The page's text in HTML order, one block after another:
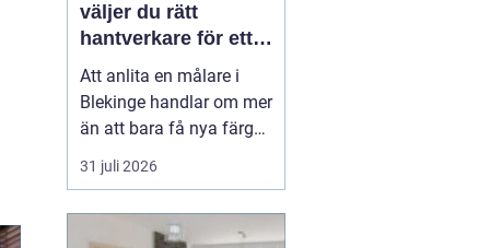
väljer du rätt
hantverkare för ett
hållbart resultat
Att anlita en målare i
Blekinge handlar om mer
än att bara få nya färger
på väggarna. En skicklig
målare kan förvandla ett
hem, skydda fasaden
31 juli 2026